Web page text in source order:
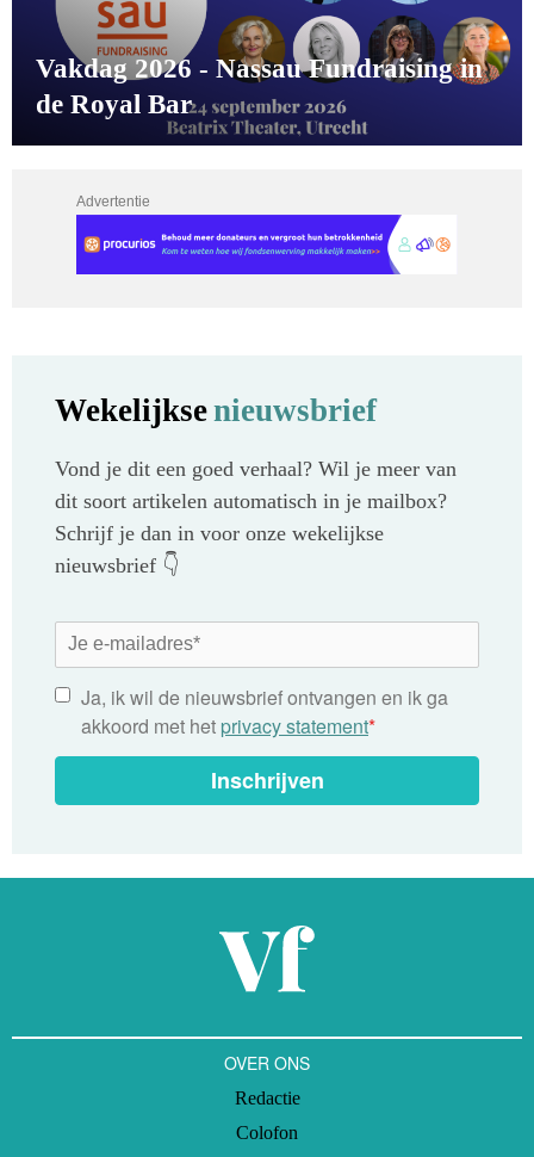
Vakdag 2026 - Nassau Fundraising in
de Royal Bar
Advertentie
Wekelijksenieuwsbrief
Vond je dit een goed verhaal? Wil je meer van
dit soort artikelen automatisch in je mailbox?
Schrijf je dan in voor onze wekelijkse
nieuwsbrief 👇
Ja, ik wil de nieuwsbrief ontvangen en ik ga
akkoord met het privacy statement*
Inschrijven
OVER ONS
Redactie
Colofon